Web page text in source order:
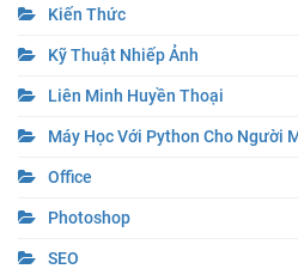
Kiến Thức
Kỹ Thuật Nhiếp Ảnh
Liên Minh Huyền Thoại
Máy Học Với Python Cho Người
Office
Photoshop
SEO